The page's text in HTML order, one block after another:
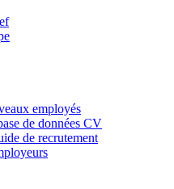
employés
de données CV
de recrutement